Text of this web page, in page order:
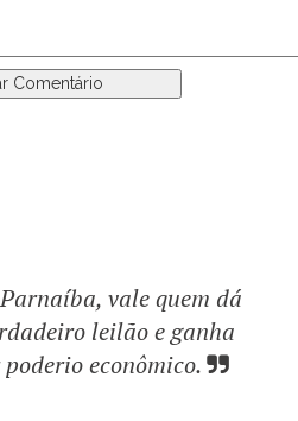
vale quem dá
leilão e ganha
econômico.